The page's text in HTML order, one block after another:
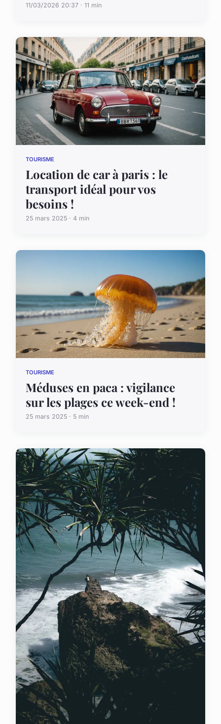
11/03/2026 20:37 · 11 min
TOURISME
Location de car à paris : le
transport idéal pour vos
besoins !
25 mars 2025 · 4 min
TOURISME
Méduses en paca : vigilance
sur les plages ce week-end !
25 mars 2025 · 5 min